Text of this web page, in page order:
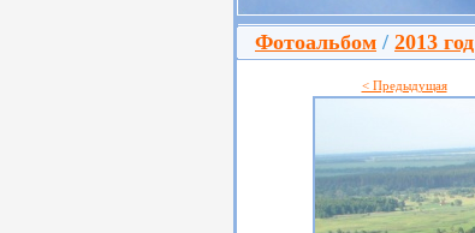
Фотоальбом / 2013 год
< Предыдущая